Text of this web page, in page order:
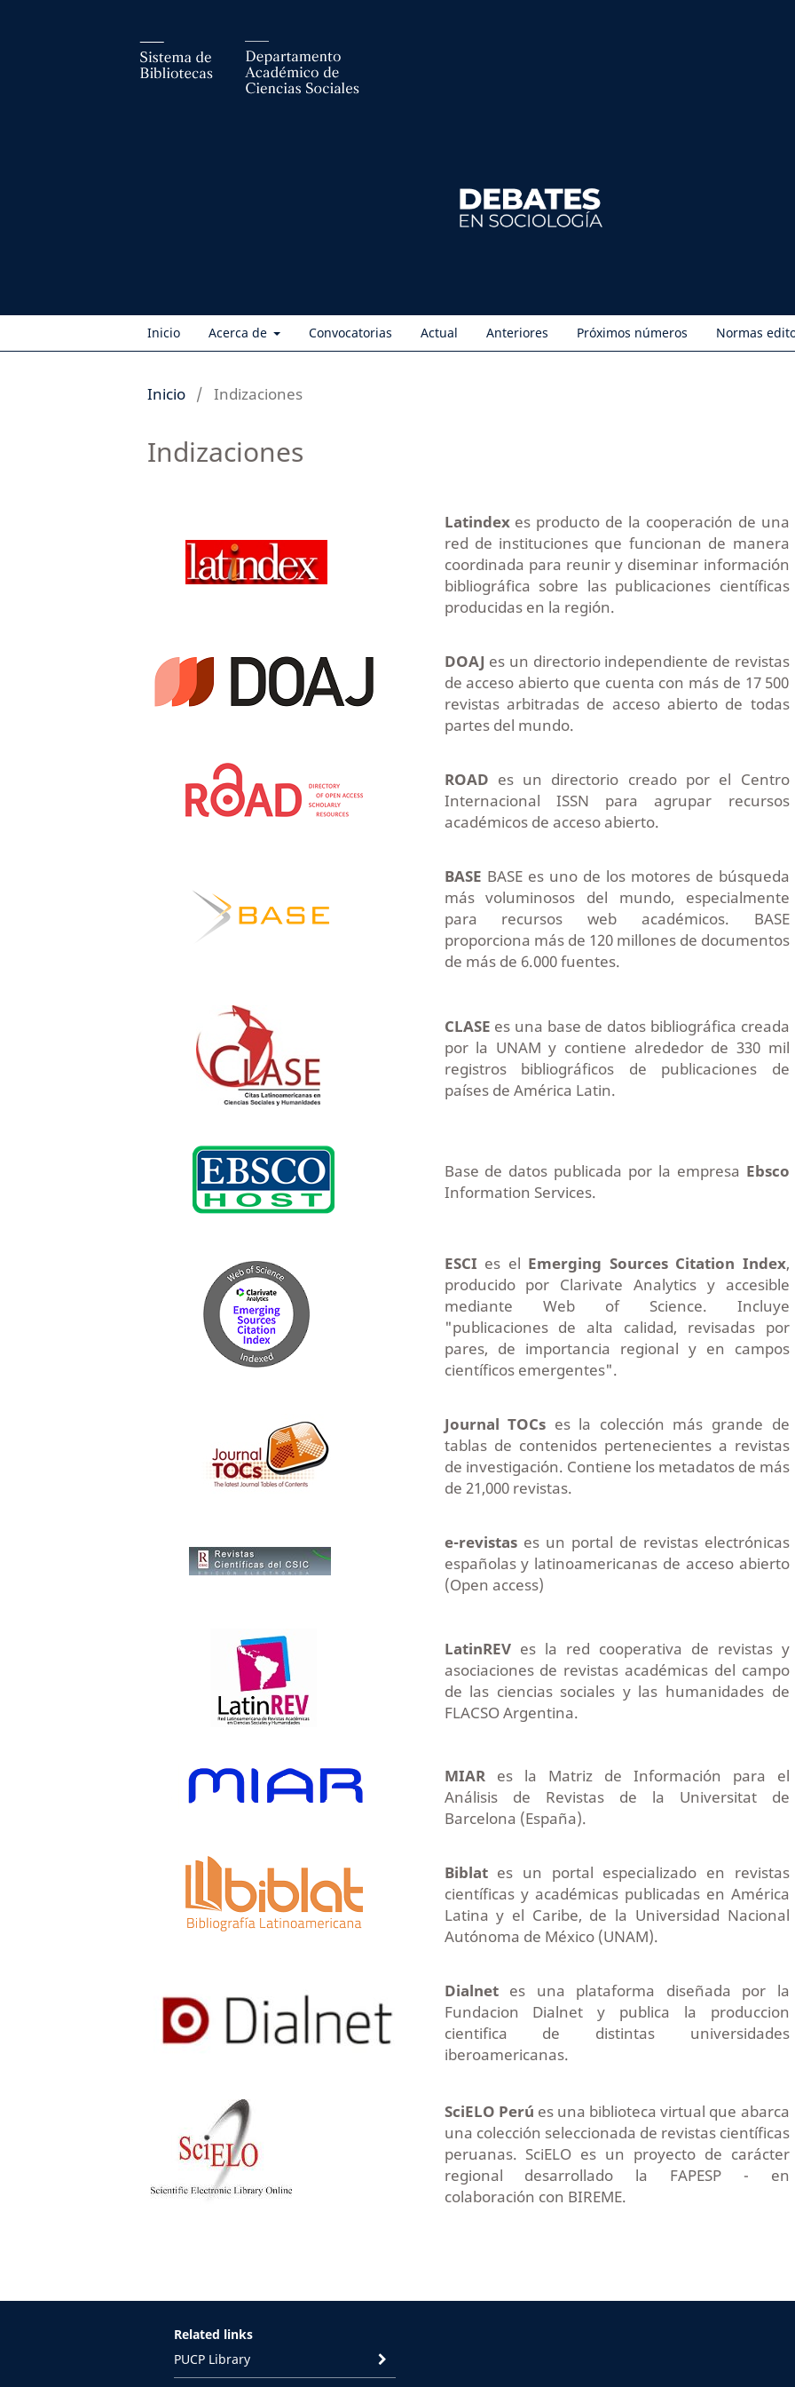
Inicio Acerca de Convocatorias Actual Anteriores Próximos números Normas
Inicio / Indizaciones
Indizaciones
Latindex es producto de la cooperación de una
red de instituciones que funcionan de manera
coordinada para reunir y diseminar información
bibliográfica sobre las publicaciones científicas
producidas en la región.
DOAJ es un directorio independiente de revistas
de acceso abierto que cuenta con más de 17 500
revistas arbitradas de acceso abierto de todas
partes del mundo.
ROAD es un directorio creado por el Centro
Internacional ISSN para agrupar recursos
académicos de acceso abierto.
BASE BASE es uno de los motores de búsqueda
más voluminosos del mundo, especialmente
para recursos web académicos. BASE
proporciona más de 120 millones de documentos
de más de 6.000 fuentes.
CLASE es una base de datos bibliográfica creada
por la UNAM y contiene alrededor de 330 mil
registros bibliográficos de publicaciones de
países de América Latin.
Base de datos publicada por la empresa Ebsco
Information Services.
ESCI es el Emerging Sources Citation Index,
producido por Clarivate Analytics y accesible
mediante Web of Science. Incluye
"publicaciones de alta calidad, revisadas por
pares, de importancia regional y en campos
científicos emergentes".
Journal TOCs es la colección más grande de
tablas de contenidos pertenecientes a revistas
de investigación. Contiene los metadatos de más
de 21,000 revistas.
e-revistases un portal de revistas electrónicas
españolas y latinoamericanas de acceso abierto
(Open access)
LatinREV es la red cooperativa de revistas y
asociaciones de revistas académicas del campo
de las ciencias sociales y las humanidades de
FLACSO Argentina.
MIAR es la Matriz de Información para el
Análisis de Revistas de la Universitat de
Barcelona (España).
Biblates un portal especializado en revistas
científicas y académicas publicadas en América
Latina y el Caribe, de la Universidad Nacional
Autónoma de México (UNAM).
Dialnet es una plataforma diseñada por la
Fundacion Dialnet y publica la produccion
cientifica de distintas universidades
iberoamericanas.
SciELO Perú es una biblioteca virtual que abarca
una colección seleccionada de revistas científicas
peruanas. SciELO es un proyecto de carácter
regional desarrollado la FAPESP - en
colaboración con BIREME.
Related links
PUCP Library